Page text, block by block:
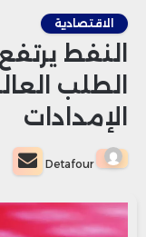
الاقتصادية
النفط
الطلب
الإمدادات
Detafour